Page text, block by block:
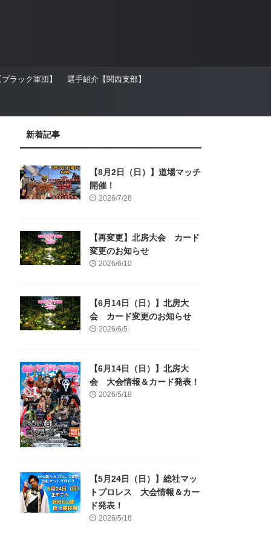
ラック軍団】 選手紹介【関西支部】
新着記事
【8月2日（日）】道場マッチ
開催！
2026/7/28
【再変更】北房大会 カード
変更のお知らせ
2026/6/10
【6月14日（日）】北房大
会 カード変更のお知らせ
2026/6/5
【6月14日（日）】北房大
会 大会情報＆カード発表！
2026/5/18
【5月24日（日）】総社マッ
トプロレス 大会情報＆カー
ド発表！
2026/5/18